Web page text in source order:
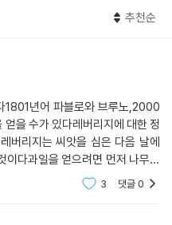
추천순
1801년어 파블로와 브루노,2000
을 수가 있다레버리지에 대한 정
버리지는 씨앗을 심은 다음 날에
이다과일을 얻으려면 먼저 나무가
드러나기를 원한다면 눈에 보이
3 댓글0